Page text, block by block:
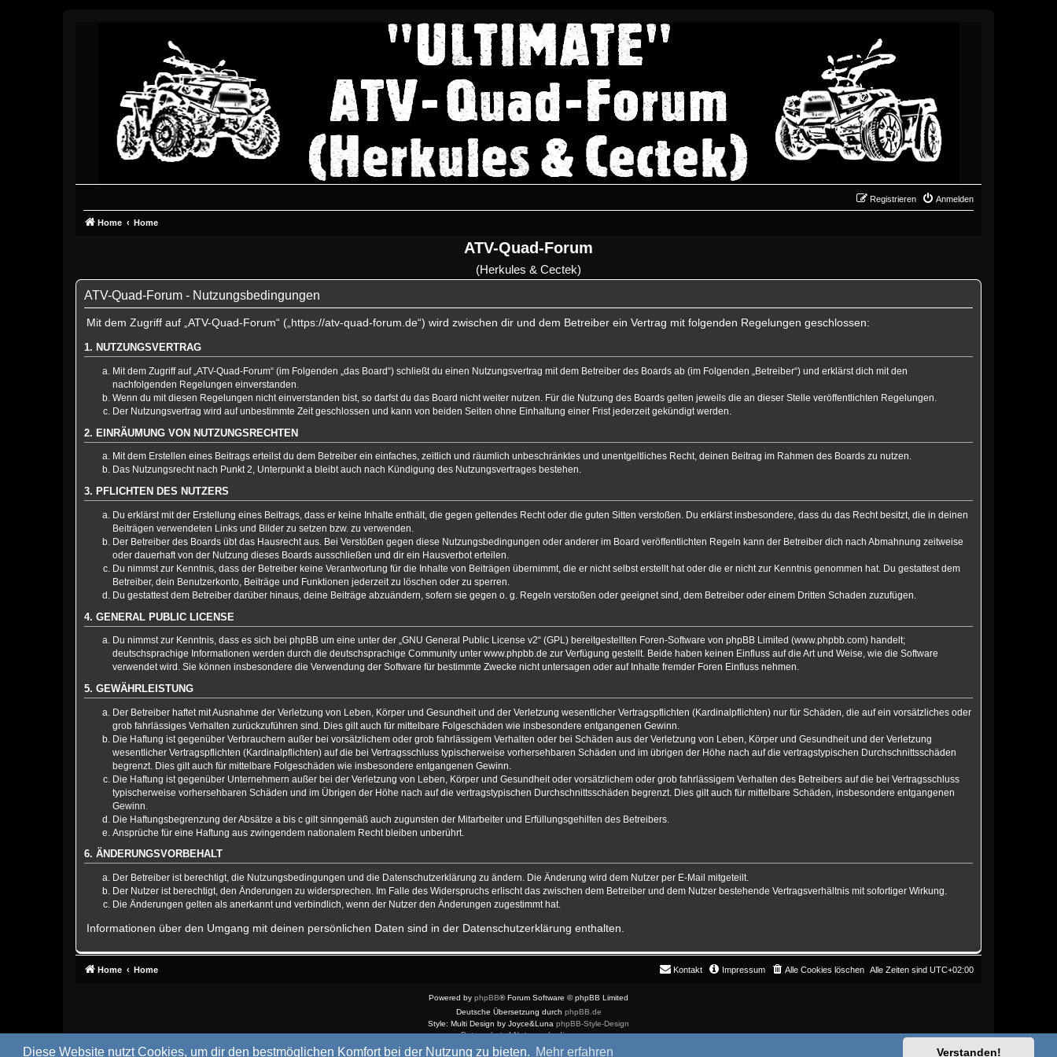
Diese Website nutzt Cookies, um dir den bestmöglichen Komfort bei der Nutzung zu bieten. Mehr erfahren Verstanden!
Anmelden
Registrieren
Home Home
ATV-Quad-Forum
(Herkules & Cectek)
ATV-Quad-Forum - Nutzungsbedingungen
Mit dem Zugriff auf „ATV-Quad-Forum“ („https://atv-quad-forum.de“) wird zwischen dir und dem Betreiber ein Vertrag mit folgenden Regelungen geschlossen:
1. NUTZUNGSVERTRAG
Mit dem Zugriff auf „ATV-Quad-Forum“ (im Folgenden „das Board“) schließt du einen Nutzungsvertrag mit dem Betreiber des Boards ab (im Folgenden „Betreiber“) und erklärst dich mit den
nachfolgenden Regelungen einverstanden.
Wenn du mit diesen Regelungen nicht einverstanden bist, so darfst du das Board nicht weiter nutzen. Für die Nutzung des Boards gelten jeweils die an dieser Stelle veröffentlichten Regelungen.
Der Nutzungsvertrag wird auf unbestimmte Zeit geschlossen und kann von beiden Seiten ohne Einhaltung einer Frist jederzeit gekündigt werden.
2. EINRÄUMUNG VON NUTZUNGSRECHTEN
Mit dem Erstellen eines Beitrags erteilst du dem Betreiber ein einfaches, zeitlich und räumlich unbeschränktes und unentgeltliches Recht, deinen Beitrag im Rahmen des Boards zu nutzen.
Das Nutzungsrecht nach Punkt 2, Unterpunkt a bleibt auch nach Kündigung des Nutzungsvertrages bestehen.
3. PFLICHTEN DES NUTZERS
Du erklärst mit der Erstellung eines Beitrags, dass er keine Inhalte enthält, die gegen geltendes Recht oder die guten Sitten verstoßen. Du erklärst insbesondere, dass du das Recht besitzt, die in deinen
Beiträgen verwendeten Links und Bilder zu setzen bzw. zu verwenden.
Der Betreiber des Boards übt das Hausrecht aus. Bei Verstößen gegen diese Nutzungsbedingungen oder anderer im Board veröffentlichten Regeln kann der Betreiber dich nach Abmahnung zeitweise
oder dauerhaft von der Nutzung dieses Boards ausschließen und dir ein Hausverbot erteilen.
Du nimmst zur Kenntnis, dass der Betreiber keine Verantwortung für die Inhalte von Beiträgen übernimmt, die er nicht selbst erstellt hat oder die er nicht zur Kenntnis genommen hat. Du gestattest dem
Betreiber, dein Benutzerkonto, Beiträge und Funktionen jederzeit zu löschen oder zu sperren.
Du gestattest dem Betreiber darüber hinaus, deine Beiträge abzuändern, sofern sie gegen o. g. Regeln verstoßen oder geeignet sind, dem Betreiber oder einem Dritten Schaden zuzufügen.
4. GENERAL PUBLIC LICENSE
Du nimmst zur Kenntnis, dass es sich bei phpBB um eine unter der „GNU General Public License v2“ (GPL) bereitgestellten Foren-Software von phpBB Limited (www.phpbb.com) handelt;
deutschsprachige Informationen werden durch die deutschsprachige Community unter www.phpbb.de zur Verfügung gestellt. Beide haben keinen Einfluss auf die Art und Weise, wie die Software
verwendet wird. Sie können insbesondere die Verwendung der Software für bestimmte Zwecke nicht untersagen oder auf Inhalte fremder Foren Einfluss nehmen.
5. GEWÄHRLEISTUNG
Der Betreiber haftet mit Ausnahme der Verletzung von Leben, Körper und Gesundheit und der Verletzung wesentlicher Vertragspflichten (Kardinalpflichten) nur für Schäden, die auf ein vorsätzliches oder
grob fahrlässiges Verhalten zurückzuführen sind. Dies gilt auch für mittelbare Folgeschäden wie insbesondere entgangenen Gewinn.
Die Haftung ist gegenüber Verbrauchern außer bei vorsätzlichem oder grob fahrlässigem Verhalten oder bei Schäden aus der Verletzung von Leben, Körper und Gesundheit und der Verletzung
wesentlicher Vertragspflichten (Kardinalpflichten) auf die bei Vertragsschluss typischerweise vorhersehbaren Schäden und im übrigen der Höhe nach auf die vertragstypischen Durchschnittsschäden
begrenzt. Dies gilt auch für mittelbare Folgeschäden wie insbesondere entgangenen Gewinn.
Die Haftung ist gegenüber Unternehmern außer bei der Verletzung von Leben, Körper und Gesundheit oder vorsätzlichem oder grob fahrlässigem Verhalten des Betreibers auf die bei Vertragsschluss
typischerweise vorhersehbaren Schäden und im Übrigen der Höhe nach auf die vertragstypischen Durchschnittsschäden begrenzt. Dies gilt auch für mittelbare Schäden, insbesondere entgangenen
Gewinn.
Die Haftungsbegrenzung der Absätze a bis c gilt sinngemäß auch zugunsten der Mitarbeiter und Erfüllungsgehilfen des Betreibers.
Ansprüche für eine Haftung aus zwingendem nationalem Recht bleiben unberührt.
6. ÄNDERUNGSVORBEHALT
Der Betreiber ist berechtigt, die Nutzungsbedingungen und die Datenschutzerklärung zu ändern. Die Änderung wird dem Nutzer per E-Mail mitgeteilt.
Der Nutzer ist berechtigt, den Änderungen zu widersprechen. Im Falle des Widerspruchs erlischt das zwischen dem Betreiber und dem Nutzer bestehende Vertragsverhältnis mit sofortiger Wirkung.
Die Änderungen gelten als anerkannt und verbindlich, wenn der Nutzer den Änderungen zugestimmt hat.
Informationen über den Umgang mit deinen persönlichen Daten sind in der Datenschutzerklärung enthalten.
Home Home Alle Zeiten sind UTC+02:00
Alle Cookies löschen
Impressum
Kontakt
Powered by phpBB® Forum Software © phpBB Limited
Deutsche Übersetzung durch phpBB.de
Style: Multi Design by Joyce&Luna phpBB-Style-Design
Datenschutz|Nutzungsbedingungen